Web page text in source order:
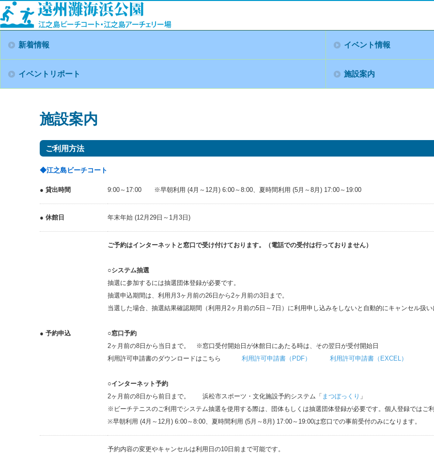
新着情報 イベント情報
イベントリポート 施設案内
施設案内
ご利用方法
◆江之島ビーチコート
● 貸出時間 9:00～17:00 ※早朝利用 (4月～12月) 6:00～8:00、夏時間利用 (5月～8月) 17:00～19:00
● 休館日 年末年始 (12月29日～1月3日)
● 予約申込
ご予約はインターネットと窓口で受け付けております。（電話での受付は行っておりません）
○システム抽選
抽選に参加するには抽選団体登録が必要です。
抽選申込期間は、利用月3ヶ月前の26日から2ヶ月前の3日まで。
当選した場合、抽選結果確認期間（利用月2ヶ月前の5日～7日）に利用申し込みをしないと自動的にキャンセル扱い
○窓口予約
2ヶ月前の8日から当日まで。 ※窓口受付開始日が休館日にあたる時は、その翌日が受付開始日
利用許可申請書のダウンロードはこちら 利用許可申請書（PDF） 利用許可申請書（EXCEL）
○インターネット予約
2ヶ月前の8日から前日まで。 浜松市スポーツ・文化施設予約システム「 まつぼっくり 」
※ビーチテニスのご利用でシステム抽選を使用する際は、団体もしくは抽選団体登録が必要です。個人登録ではご利
※早朝利用 (4月～12月) 6:00～8:00、夏時間利用 (5月～8月) 17:00～19:00は窓口での事前受付のみになります。
予約内容の変更やキャンセルは利用日の10日前まで可能です。